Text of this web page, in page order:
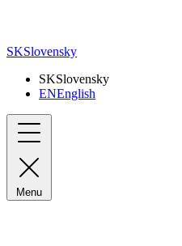
SKSlovensky
SKSlovensky
ENEnglish
Menu